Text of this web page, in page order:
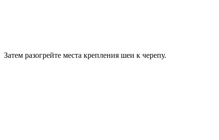
Затем разогрейте места крепления шеи к черепу.